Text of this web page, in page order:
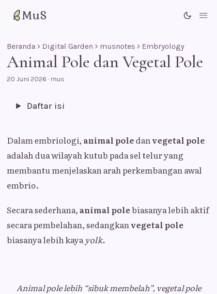
MuS
Beranda Digital Garden musnotes Embryology
Animal Pole dan Vegetal Pole
20 Juni 2026 · mus
Daftar isi
Dalam embriologi, animal pole danvegetal pole
adalah dua wilayah kutub pada sel telur yang
membantu menjelaskan arah perkembangan awal
embrio.
Secara sederhana, animal polebiasanya lebih aktif
secara pembelahan, sedangkanvegetal pole
biasanya lebih kayayolk.
Animal pole lebih “sibuk membelah”, vegetal pole